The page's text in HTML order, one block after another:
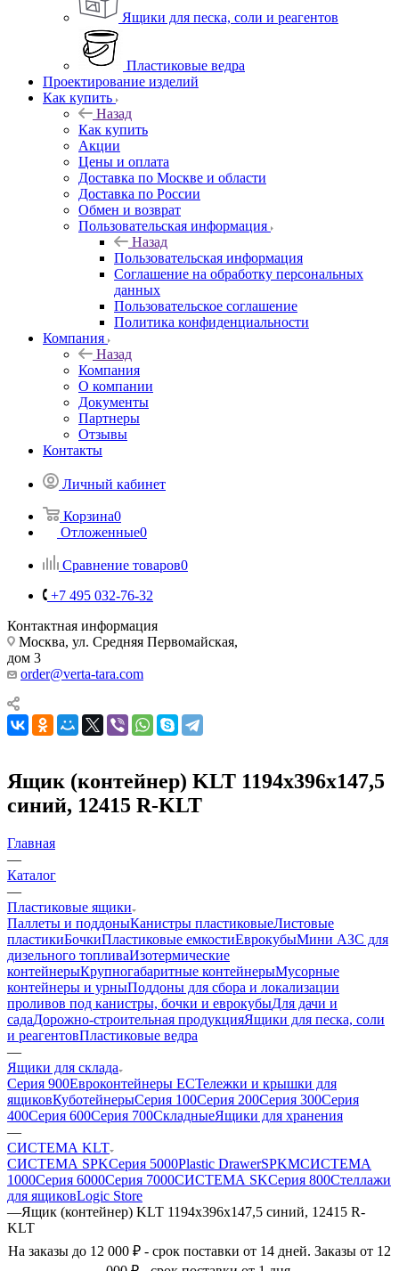
Ящики для песка, соли и реагентов
Пластиковые ведра
Проектирование изделий
Как купить
Назад
Как купить
Акции
Цены и оплата
Доставка по Москве и области
Доставка по России
Обмен и возврат
Пользовательская информация
Назад
Пользовательская информация
Соглашение на обработку персональных
данных
Пользовательское соглашение
Политика конфиденциальности
Компания
Назад
Компания
О компании
Документы
Партнеры
Отзывы
Контакты
Личный кабинет
Корзина0
Отложенные0
Сравнение товаров0
+7 495 032-76-32
Контактная информация
Москва, ул. Средняя Первомайская,
дом 3
order@verta-tara.com
Ящик (контейнер) KLT 1194х396х147,5
синий, 12415 R-KLT
Главная
—
Каталог
—
Пластиковые ящики
Паллеты и поддоныКанистры пластиковыеЛистовые
пластикиБочкиПластиковые емкостиЕврокубыМини АЗС для
дизельного топливаИзотермические
контейнерыКрупногабаритные контейнерыМусорные
контейнеры и урныПоддоны для сбора и локализации
проливов под канистры, бочки и еврокубыДля дачи и
садаДорожно-строительная продукцияЯщики для песка, соли
и реагентовПластиковые ведра
—
Ящики для склада
Серия 900Евроконтейнеры ЕСТележки и крышки для
ящиковКуботейнерыСерия 100Серия 200Серия 300Серия
400Серия 600Серия 700СкладныеЯщики для хранения
—
СИСТЕМА KLT
СИСТЕМА SPKСерия 5000Plastic DrawerSPKMСИСТЕМА
1000Серия 6000Серия 7000СИСТЕМА SKСерия 800Стеллажи
для ящиковLogic Store
—Ящик (контейнер) KLT 1194х396х147,5 синий, 12415 R-
KLT
На заказы до 12 000 ₽ - срок поставки от 14 дней. Заказы от 12